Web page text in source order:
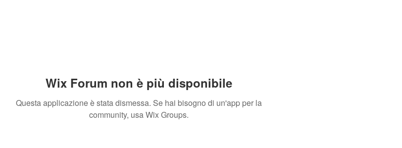
Wix Forum non è più disponibile
Questa applicazione è stata dismessa. Se hai bisogno di un'app per la
community, usa Wix Groups.